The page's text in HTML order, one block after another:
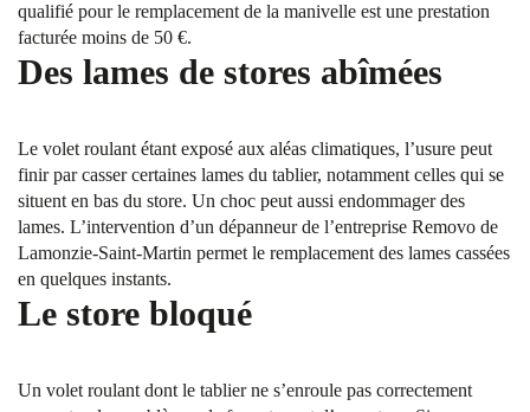
qualifié pour le remplacement de la manivelle est une prestation
facturée moins de 50 €.
Des lames de stores abîmées
Le volet roulant étant exposé aux aléas climatiques, l’usure peut
finir par casser certaines lames du tablier, notamment celles qui se
situent en bas du store. Un choc peut aussi endommager des
lames. L’intervention d’un dépanneur de l’entreprise Removo de
Lamonzie-Saint-Martin permet le remplacement des lames cassées
en quelques instants.
Le store bloqué
Un volet roulant dont le tablier ne s’enroule pas correctement